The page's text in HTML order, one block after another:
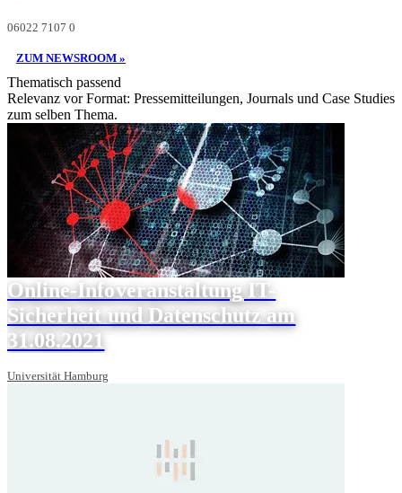
06022 7107 0
ZUM NEWSROOM »
Thematisch passend
Relevanz vor Format: Pressemitteilungen, Journals und Case Studies
zum selben Thema.
Online-Infoveranstaltung IT-
Sicherheit und Datenschutz am
31.08.2021
Universität Hamburg